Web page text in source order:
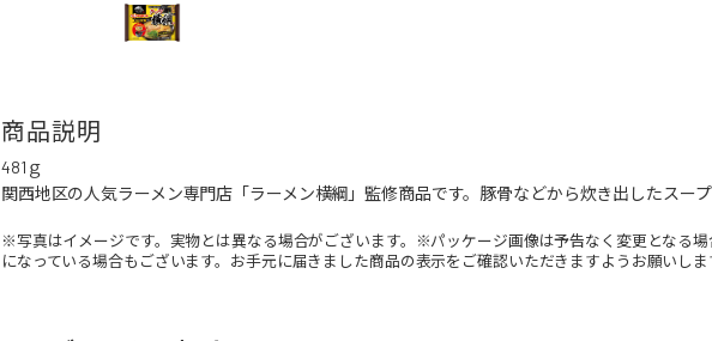
商品説明
481ｇ
関西地区の人気ラーメン専門店「ラーメン横綱」監修商品です。豚骨などから炊き出したスー
※写真はイメージです。実物とは異なる場合がございます。※パッケージ画像は予告なく変更となる
になっている場合もございます。お手元に届きました商品の表示をご確認いただきますようお願いしま